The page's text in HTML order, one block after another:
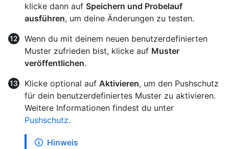
klicke dann auf Speichern und Probelauf
ausführen, um deine Änderungen zu testen.
Wenn du mit deinem neuen benutzerdefinierten
Muster zufrieden bist, klicke auf Muster
veröffentlichen.
Klicke optional auf Aktivieren, um den Pushschutz
für dein benutzerdefiniertes Muster zu aktivieren.
Weitere Informationen findest du unter
Pushschutz.
Hinweis